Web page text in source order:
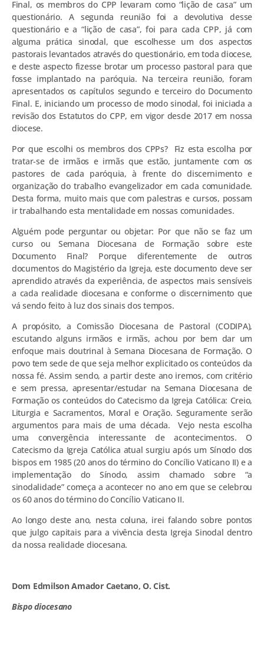
Final, os membros do CPP levaram como “lição de casa” um
questionário. A segunda reunião foi a devolutiva desse
questionário e a “lição de casa”, foi para cada CPP, já com
alguma prática sinodal, que escolhesse um dos aspectos
pastorais levantados através do questionário, em toda diocese,
e deste aspecto fizesse brotar um processo pastoral para que
fosse implantado na paróquia. Na terceira reunião, foram
apresentados os capítulos segundo e terceiro do Documento
Final. E, iniciando um processo de modo sinodal, foi iniciada a
revisão dos Estatutos do CPP, em vigor desde 2017 em nossa
diocese.
Por que escolhi os membros dos CPPs? Fiz esta escolha por
tratar-se de irmãos e irmãs que estão, juntamente com os
pastores de cada paróquia, à frente do discernimento e
organização do trabalho evangelizador em cada comunidade.
Desta forma, muito mais que com palestras e cursos, possam
ir trabalhando esta mentalidade em nossas comunidades.
Alguém pode perguntar ou objetar: Por que não se faz um
curso ou Semana Diocesana de Formação sobre este
Documento Final? Porque diferentemente de outros
documentos do Magistério da Igreja, este documento deve ser
aprendido através da experiência, de aspectos mais sensíveis
a cada realidade diocesana e conforme o discernimento que
vá sendo feito à luz dos sinais dos tempos.
A propósito, a Comissão Diocesana de Pastoral (CODIPA),
escutando alguns irmãos e irmãs, achou por bem dar um
enfoque mais doutrinal à Semana Diocesana de Formação. O
povo tem sede de que seja melhor explicitado os conteúdos da
nossa fé. Assim sendo, a partir deste ano iremos, com critério
e sem pressa, apresentar/estudar na Semana Diocesana de
Formação os conteúdos do Catecismo da Igreja Católica: Creio,
Liturgia e Sacramentos, Moral e Oração. Seguramente serão
argumentos para mais de uma década. Vejo nesta escolha
uma convergência interessante de acontecimentos. O
Catecismo da Igreja Católica atual surgiu após um Sínodo dos
bispos em 1985 (20 anos do término do Concílio Vaticano II) e a
implementação do Sínodo, assim chamado sobre “a
sinodalidade” começa a acontecer no ano em que se celebrou
os 60 anos do término do Concílio Vaticano II.
Ao longo deste ano, nesta coluna, irei falando sobre pontos
que julgo capitais para a vivência desta Igreja Sinodal dentro
da nossa realidade diocesana.
Dom Edmilson Amador Caetano, O. Cist.
Bispo diocesano